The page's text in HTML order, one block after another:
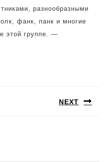
разнообразными
фанк, панк и многие
этой группе. —
NEXT